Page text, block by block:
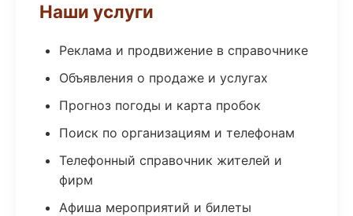
Наши услуги
Реклама и продвижение в справочнике
Объявления о продаже и услугах
Прогноз погоды и карта пробок
Поиск по организациям и телефонам
Телефонный справочник жителей и
фирм
Афиша мероприятий и билеты